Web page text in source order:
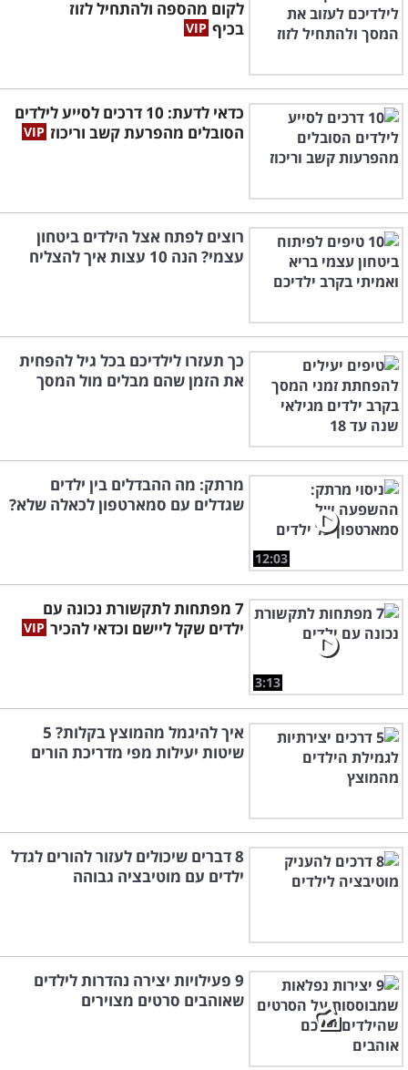
לקום מהספה ולהתחיל לזוז
בכיף
כדאי לדעת: 10 דרכים לסייע לילדים
הסובלים מהפרעת קשב וריכוז
רוצים לפתח אצל הילדים ביטחון
עצמי? הנה 10 עצות איך להצליח
כך תעזרו לילדיכם בכל גיל להפחית
את הזמן שהם מבלים מול המסך
12:03
מרתק: מה ההבדלים בין ילדים
שגדלים עם סמארטפון לכאלה שלא?
3:13
7 מפתחות לתקשורת נכונה עם
ילדים שקל ליישם וכדאי להכיר
איך להיגמל מהמוצץ בקלות? 5
שיטות יעילות מפי מדריכת הורים
8 דברים שיכולים לעזור להורים לגדל
ילדים עם מוטיבציה גבוהה
9 פעילויות יצירה נהדרות לילדים
שאוהבים סרטים מצוירים